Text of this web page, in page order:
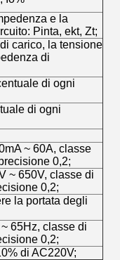
e la
Pinta, ekt, Zt;
carico, la tensione
di
di ogni
di ogni
~ 60A, classe
0,2;
~ 650V, classe di
0,2;
la portata degli
65Hz, classe di
0,2;
di AC220V;